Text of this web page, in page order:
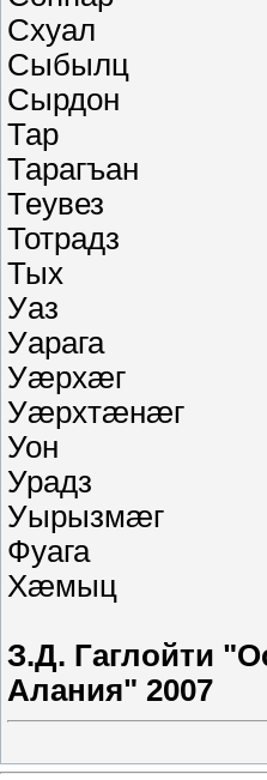
Схуал
Сыбылц
Сырдон
Тар
Тарагъан
Теувез
Тотрадз
Тых
Уаз
Уарага
Уæрхæг
Уæрхтæнæг
Уон
Урадз
Уырызмæг
Фуага
Хæмыц
З.Д. Гаглойти
Алания" 2007